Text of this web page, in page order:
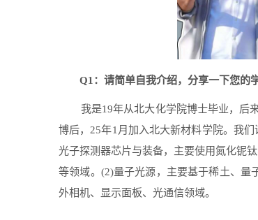
Q1 ：请简单自我介绍，分享一下您的
我是19年从北大化学院博士毕业，后
博后， 25年1 月加入北大新材料学院。我
光子探测器芯片与装备，主要使用氮化铌
等领域。 (2)量子光源，主要基于稀土、量
外相机、显示面板、光通信领域。